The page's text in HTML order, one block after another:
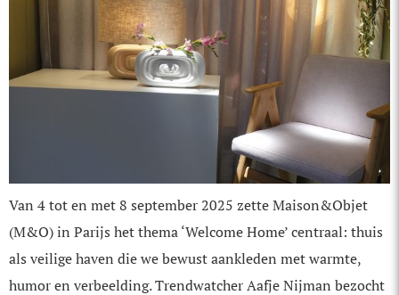
ABONNEER
Van 4 tot en met 8 september 2025 zette Maison&Objet
(M&O) in Parijs het thema ‘Welcome Home’ centraal: thuis
als veilige haven die we bewust aankleden met warmte,
humor en verbeelding. Trendwatcher Aafje Nijman bezocht